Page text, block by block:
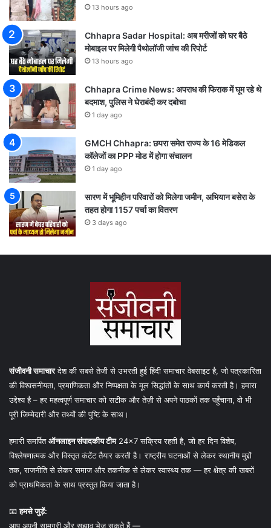
13 hours ago
Chhapra Sadar Hospital: अब मरीजों को घर बैठे
मोबाइल पर मिलेगी पैथोलॉजी जांच की रिपोर्ट
13 hours ago
Chhapra Crime News: अपराध की फिराक में घूम रहे थे
बदमाश, पुलिस ने घेराबंदी कर दबोचा
1 day ago
GMCH Chhapra: छपरा समेत राज्य के 16 मेडिकल
कॉलेजों का PPP मोड में होगा संचालन
1 day ago
सारण में भूमिहीन परिवारों को मिलेगा जमीन, अभियान बसेरा के
तहत होगा 1157 पर्चा का वितरण
3 days ago
संजीवनी समाचारदेश की सबसे तेजी से उभरती हुई हिंदी समाचार वेबसाइट है, जो पत्रकारिता
की विश्वसनीयता, प्रमाणिकता और निष्पक्षता के मूल सिद्धांतों के साथ कार्य करती है। हमारा
उद्देश्य है – हर महत्वपूर्ण समाचार को सटीक और तेज़ी से अपने पाठकों तक पहुँचाना, वो भी
पूरी जिम्मेदारी और तथ्यों की पुष्टि के साथ।
हमारी समर्पितऑनलाइन संपादकीय टीम24×7 सक्रिय रहती है, जो हर दिन विशेष,
विश्लेषणात्मक और विस्तृत कंटेंट तैयार करती है। राष्ट्रीय घटनाओं से लेकर स्थानीय मुद्दों
तक, राजनीति से लेकर समाज और तकनीक से लेकर स्वास्थ्य तक — हर क्षेत्र की खबरों
को प्राथमिकता के साथ प्रस्तुत किया जाता है।
📧हमसे जुड़ें:
आप अपनी सामग्री और सुझाव भेज सकते हैं —